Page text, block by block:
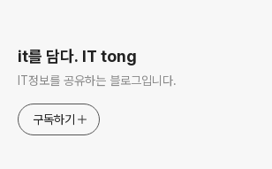
it를 담다. IT tong
IT정보를 공유하는 블로그입니다.
구독하기